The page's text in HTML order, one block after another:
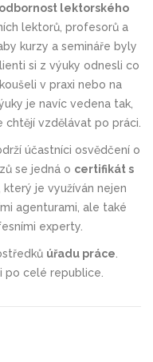
lektorského
lektorů, profesorů a
kurzy a semináře byly
si z výuky odnesli co
v praxi nebo na
je navíc vedena tak,
chtějí vzdělávat po práci.
účastníci osvědčení o
se jedná o certifikát s
, který je využíván nejen
agenturami, ale také
experty.
úřadu práce
po celé republice.